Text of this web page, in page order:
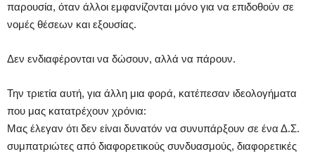
παρουσία, όταν άλλοι εμφανίζονται μόνο για να επιδοθούν σε
νομές θέσεων και εξουσίας.
Δεν ενδιαφέρονται να δώσουν, αλλά να πάρουν.
Την τριετία αυτή, για άλλη μια φορά, κατέπεσαν ιδεολογήματα
που μας κατατρέχουν χρόνια:
Μας έλεγαν ότι δεν είναι δυνατόν να συνυπάρξουν σε ένα Δ.Σ.
συμπατριώτες από διαφορετικούς συνδυασμούς, διαφορετικές